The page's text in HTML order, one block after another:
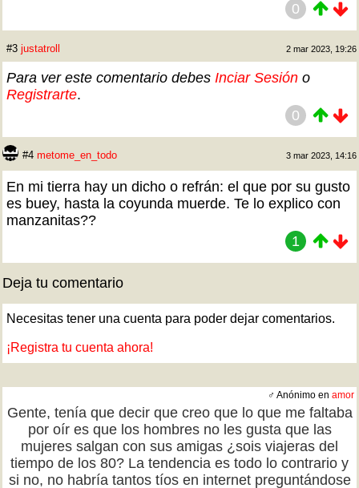
0
#3 justatroll 2 mar 2023, 19:26
Para ver este comentario debes Inciar Sesión o
Registrarte.
0
#4 metome_en_todo 3 mar 2023, 14:16
En mi tierra hay un dicho o refrán: el que por su gusto
es buey, hasta la coyunda muerde. Te lo explico con
manzanitas??
1
Deja tu comentario
Necesitas tener una cuenta para poder dejar comentarios.
¡Registra tu cuenta ahora!
♂ Anónimo en amor
Gente, tenía que decir que creo que lo que me faltaba
por oír es que los hombres no les gusta que las
mujeres salgan con sus amigas ¿sois viajeras del
tiempo de los 80? La tendencia es todo lo contrario y
si no, no habría tantos tíos en internet preguntándose